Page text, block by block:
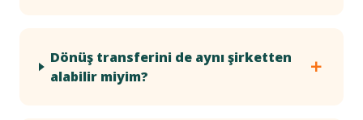
Dönüş transferini de aynı şirketten
alabilir miyim?